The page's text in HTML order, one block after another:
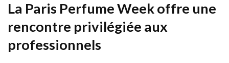
La Paris Perfume Week offre une
rencontre privilégiée aux
professionnels